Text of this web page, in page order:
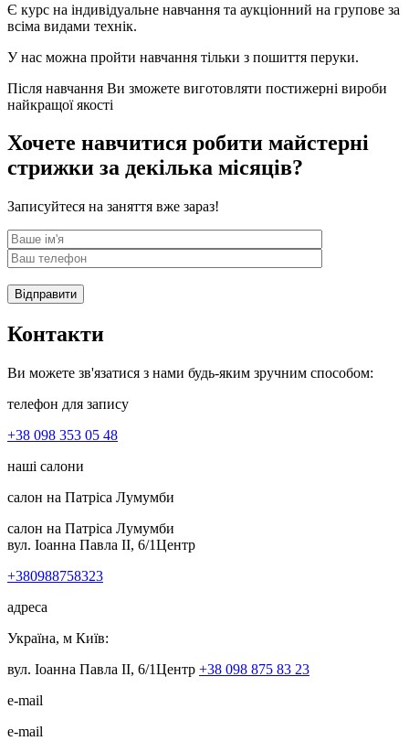
Є курс на індивідуальне навчання та аукціонний на групове за
всіма видами технік.
У нас можна пройти навчання тільки з пошиття перуки.
Після навчання Ви зможете виготовляти постижерні вироби
найкращої якості
Хочете навчитися робити майстерні
стрижки за декілька місяців?
Записуйтеся на заняття вже зараз!
Відправити
Контакти
Ви можете зв'язатися з нами будь-яким зручним способом:
телефон для запису
+38 098 353 05 48
наші салони
салон на Патріса Лумумби
салон на Патріса Лумумби
вул. Іоанна Павла II, 6/1Центр
+380988758323
адреса
Україна, м Київ:
вул. Іоанна Павла II, 6/1Центр +38 098 875 83 23
e-mail
e-mail